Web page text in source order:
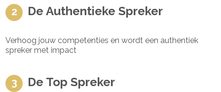
De Authentieke Spreker
Verhoog jouw competenties en wordt een authentiek
spreker met impact
De Top Spreker